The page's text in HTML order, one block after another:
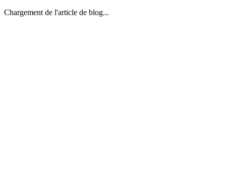
Chargement de l'article de blog...